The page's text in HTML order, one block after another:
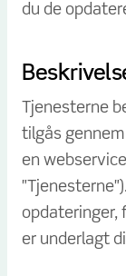
du de
Tjenesterne
tilgås
en
opdateringer,
er underlagt